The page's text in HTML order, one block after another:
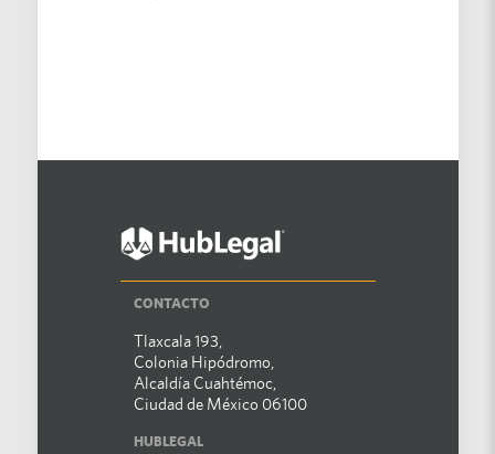
CONTACTO
Tlaxcala 193,
Colonia Hipódromo,
Alcaldía Cuahtémoc,
Ciudad de México 06100
HUBLEGAL